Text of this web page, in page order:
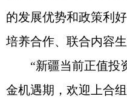
的发展优势和政策利
培养合作、联合内容
“新疆当前正值投
金机遇期，欢迎上合